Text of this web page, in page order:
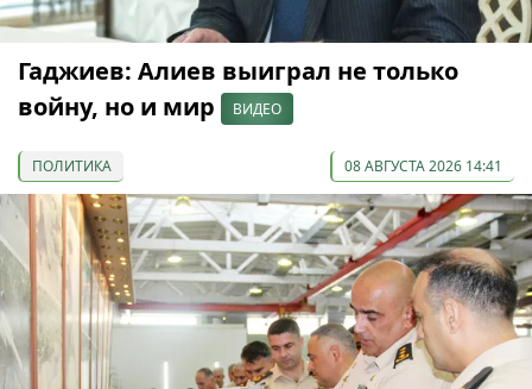
Гаджиев: Алиев выиграл не только
войну, но и мир
ВИДЕО
ПОЛИТИКА 08 АВГУСТА 2026 14:41